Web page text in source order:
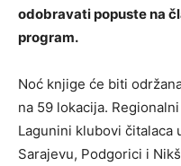
odobravati popuste na
program.
Noć knjige će biti
na 59 lokacija.
Lagunini klubovi čitalaca
Sarajevu, Podgorici i